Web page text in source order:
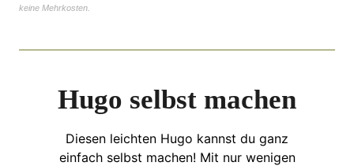
keine Mehrkosten.
Hugo selbst machen
Diesen leichten Hugo kannst du ganz
einfach selbst machen! Mit nur wenigen